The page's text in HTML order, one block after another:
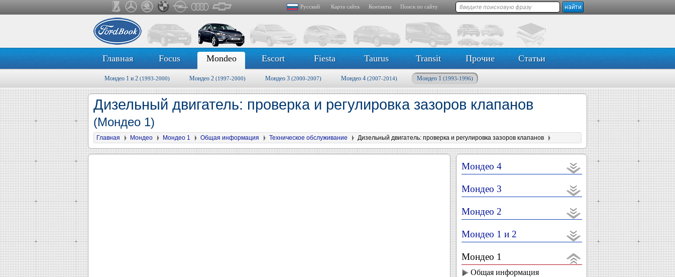
Русский Карта сайта Контакты Поиск по сайту
Главная Focus Mondeo Escort Fiesta Taurus Transit Прочие Статьи
Мондео 1 и 2 (1993-2000) Мондео 2 (1997-2000) Мондео 3 (2000-2007) Мондео 4 (2007-2014) Мондео 1 (1993-1996)
Дизельный двигатель: проверка и регулировка зазоров клапанов
(Мондео 1)
Главная Мондео Мондео 1 Общая информация Техническое обслуживание Дизельный двигатель: проверка и регулировка зазоров клапанов
Мондео 4
Мондео 3
Мондео 2
Мондео 1 и 2
Мондео 1
Общая информация